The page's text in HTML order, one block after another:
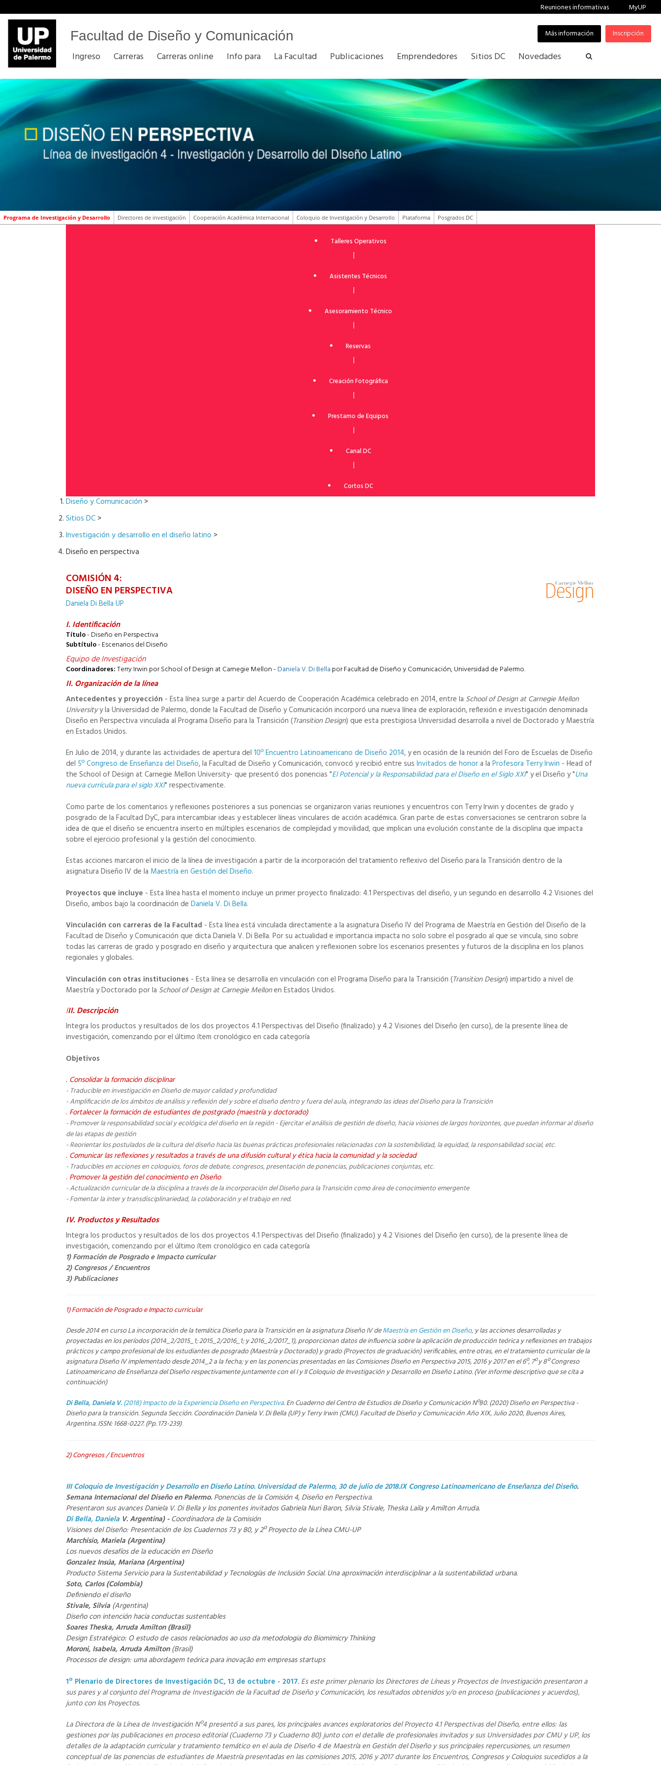
Reuniones informativas MyUP
Facultad de Diseño y Comunicación Inscripción
Más información
Ingreso Carreras Carreras online Info para La Facultad Publicaciones Emprendedores Sitios DC Novedades
Programa de Investigación y Desarrollo Directores de investigación Cooperación Académica Internacional Coloquio de Investigación y Desarrollo Plataforma Posgrados DC
Talleres Operativos
|
Asistentes Técnicos
|
Asesoramiento Técnico
|
Reservas
|
Creación Fotográfica
|
Prestamo de Equipos
|
Canal DC
|
Cortos DC
Diseño y Comunicación >
Sitios DC >
Investigación y desarrollo en el diseño latino >
Diseño en perspectiva
COMISIÓN 4:
DISEÑO EN PERSPECTIVA
Daniela Di Bella UP
I. Identificación
Título- Diseño en Perspectiva
Subtítulo- Escenarios del Diseño
Equipo de Investigación
Coordinadores:Terry Irwin por School of Design at Carnegie Mellon - Daniela V. Di Bella por Facultad de Diseño y Comunicación, Universidad de Palermo.
II. Organización de la línea
Antecedentes y proyección - Esta línea surge a partir del Acuerdo de Cooperación Académica celebrado en 2014, entre la School of Design at Carnegie Mellon
Universityy la Universidad de Palermo, donde la Facultad de Diseño y Comunicación incorporó una nueva línea de exploración, reflexión e investigación denominada
Diseño en Perspectiva vinculada al Programa Diseño para la Transición (Transition Design) que esta prestigiosa Universidad desarrolla a nivel de Doctorado y Maestría
en Estados Unidos.
En Julio de 2014, y durante las actividades de apertura del10º Encuentro Latinoamericano de Diseño 2014, y en ocasión de la reunión del Foro de Escuelas de Diseño
del 5º Congreso de Enseñanza del Diseño, la Facultad de Diseño y Comunicación, convocó y recibió entre susInvitados de honora la Profesora Terry Irwin - Head of
the School of Design at Carnegie Mellon University- que presentó dos ponencias "El Potencial y la Responsabilidad para el Diseño en el Siglo XXI" y el Diseño y "Una
nueva currícula para el siglo XXI" respectivamente.
Como parte de los comentarios y reflexiones posteriores a sus ponencias se organizaron varias reuniones y encuentros con Terry Irwin y docentes de grado y
posgrado de la Facultad DyC, para intercambiar ideas y establecer líneas vinculares de acción académica. Gran parte de estas conversaciones se centraron sobre la
idea de que el diseño se encuentra inserto en múltiples escenarios de complejidad y movilidad, que implican una evolución constante de la disciplina que impacta
sobre el ejercicio profesional y la gestión del conocimiento.
Estas acciones marcaron el inicio de la línea de investigación a partir de la incorporación del tratamiento reflexivo del Diseño para la Transición dentro de la
asignatura Diseño IV de la Maestría en Gestión del Diseño.
Proyectos que incluye - Esta línea hasta el momento incluye un primer proyecto finalizado: 4.1 Perspectivas del diseño, y un segundo en desarrollo 4.2 Visiones del
Diseño, ambos bajo la coordinación deDaniela V. Di Bella.
Vinculación con carreras de la Facultad - Esta línea está vinculada directamente a la asignatura Diseño IV del Programa de Maestría en Gestión del Diseño de la
Facultad de Diseño y Comunicación que dicta Daniela V. Di Bella. Por su actualidad e importancia impacta no solo sobre el posgrado al que se vincula, sino sobre
todas las carreras de grado y posgrado en diseño y arquitectura que analicen y reflexionen sobre los escenarios presentes y futuros de la disciplina en los planos
regionales y globales.
Vinculación con otras instituciones - Esta línea se desarrolla en vinculación con el Programa Diseño para la Transición (Transition Design) impartido a nivel de
Maestría y Doctorado por la School of Design at Carnegie Mellonen Estados Unidos.
III. Descripción
Integra los productos y resultados de los dos proyectos 4.1 Perspectivas del Diseño (finalizado) y 4.2 Visiones del Diseño (en curso), de la presente línea de
investigación, comenzando por el último ítem cronológico en cada categoría
Objetivos
. Consolidar la formación disciplinar
- Traducible en investigación en Diseño de mayor calidad y profundidad
- Amplificación de los ámbitos de análisis y reflexión del y sobre el diseño dentro y fuera del aula, integrando las ideas del Diseño para la Transición
. Fortalecer la formación de estudiantes de postgrado (maestría y doctorado)
- Promover la responsabilidad social y ecológica del diseño en la región - Ejercitar el análisis de gestión de diseño, hacia visiones de largos horizontes, que puedan informar al diseño
de las etapas de gestión
- Reorientar los postulados de la cultura del diseño hacia las buenas prácticas profesionales relacionadas con la sostenibilidad, la equidad, la responsabilidad social, etc.
. Comunicar las reflexiones y resultados a través de una difusión cultural y ética hacia la comunidad y la sociedad
- Traducibles en acciones en coloquios, foros de debate, congresos, presentación de ponencias, publicaciones conjuntas, etc.
. Promover la gestión del conocimiento en Diseño
- Actualización curricular de la disciplina a través de la incorporación del Diseño para la Transición como área de conocimiento emergente
- Fomentar la inter y transdisciplinariedad, la colaboración y el trabajo en red.
IV. Productos y Resultados
Integra los productos y resultados de los dos proyectos 4.1 Perspectivas del Diseño (finalizado) y 4.2 Visiones del Diseño (en curso), de la presente línea de
investigación, comenzando por el último ítem cronológico en cada categoría
1) Formación de Posgrado e Impacto curricular
2) Congresos / Encuentros
3) Publicaciones
1) Formación de Posgrado e Impacto curricular
Desde 2014 en curso La incorporación de la temática Diseño para la Transición en la asignatura Diseño IV deMaestría en Gestión en Diseño, y las acciones desarrolladas y
proyectadas en los períodos (2014_2/2015_1; 2015_2/2016_1; y 2016_2/2017_1), proporcionan datos de influencia sobre la aplicación de producción teórica y reflexiones en trabajos
prácticos y campo profesional de los estudiantes de posgrado (Maestría y Doctorado) y grado (Proyectos de graduación) verificables, entre otras, en el tratamiento curricular de la
asignatura Diseño IV implementado desde 2014_2 a la fecha; y en las ponencias presentadas en las Comisiones Diseño en Perspectiva 2015, 2016 y 2017 en el 6º, 7º y 8º Congreso
Latinoamericano de Enseñanza del Diseño respectivamente juntamente con el I y II Coloquio de Investigación y Desarrollo en Diseño Latino. (Ver informe descriptivo que se cita a
continuación)
Di Bella, Daniela V.(2018) Impacto de la Experiencia Diseño en Perspectiva. En Cuaderno del Centro de Estudios de Diseño y Comunicación Nº80. (2020) Diseño en Perspectiva -
Diseño para la transición. Segunda Sección. Coordinación Daniela V. Di Bella (UP) y Terry Irwin (CMU). Facultad de Diseño y Comunicación Año XIX, Julio 2020, Buenos Aires,
Argentina. ISSN: 1668-0227. (Pp. 173-239)
2) Congresos / Encuentros
III Coloquio de Investigación y Desarrollo en Diseño Latino. Universidad de Palermo, 30 de julio de 2018.IX Congreso Latinoamericano de Enseñanza del Diseño.
Semana Internacional del Diseño en Palermo. Ponencias de la Comisión 4, Diseño en Perspectiva.
Presentaron sus avances Daniela V. Di Bella y los ponentes invitados Gabriela Nuri Baron, Silvia Stivale, Theska Laila y Amilton Arruda.
Di Bella, Daniela V. Argentina) -Coordinadora de la Comisión
Visiones del Diseño: Presentación de los Cuadernos 73 y 80, y 2º Proyecto de la Línea CMU-UP
Marchisio, Mariela (Argentina)
Los nuevos desafíos de la educación en Diseño
Gonzalez Insúa, Mariana (Argentina)
Producto Sistema Servicio para la Sustentabilidad y Tecnologías de Inclusión Social. Una aproximación interdisciplinar a la sustentabilidad urbana.
Soto, Carlos(Colombia)
Definiendo el diseño
Stivale, Silvia (Argentina)
Diseño con intención hacia conductas sustentables
Soares Theska, Arruda Amilton (Brasil)
Design Estratégico: O estudo de casos relacionados ao uso da metodologia do Biomimicry Thinking
Moroni, Isabela, Arruda Amilton(Brasil)
Processos de design: uma abordagem teórica para inovação em empresas startups
1º Plenario de Directores de Investigación DC, 13 de octubre - 2017. Es este primer plenario los Directores de Líneas y Proyectos de Investigación presentaron a
sus pares y al conjunto del Programa de Investigación de la Facultad de Diseño y Comunicación, los resultados obtenidos y/o en proceso (publicaciones y acuerdos),
junto con los Proyectos.
La Directora de la Línea de Investigación Nº4 presentó a sus pares, los principales avances exploratorios del Proyecto 4.1 Perspectivas del Diseño, entre ellos: las
gestiones por las publicaciones en proceso editorial (Cuaderno 73 y Cuaderno 80) junto con el detalle de profesionales invitados y sus Universidades por CMU y UP, los
detalles de la adaptación curricular y tratamiento temático en el aula de Diseño 4 de Maestría en Gestión del Diseño y sus principales repercusiones, un resumen
conceptual de las ponencias de estudiantes de Maestría presentadas en las comisiones 2015, 2016 y 2017 durante los Encuentros, Congresos y Coloquios sucedidos a la